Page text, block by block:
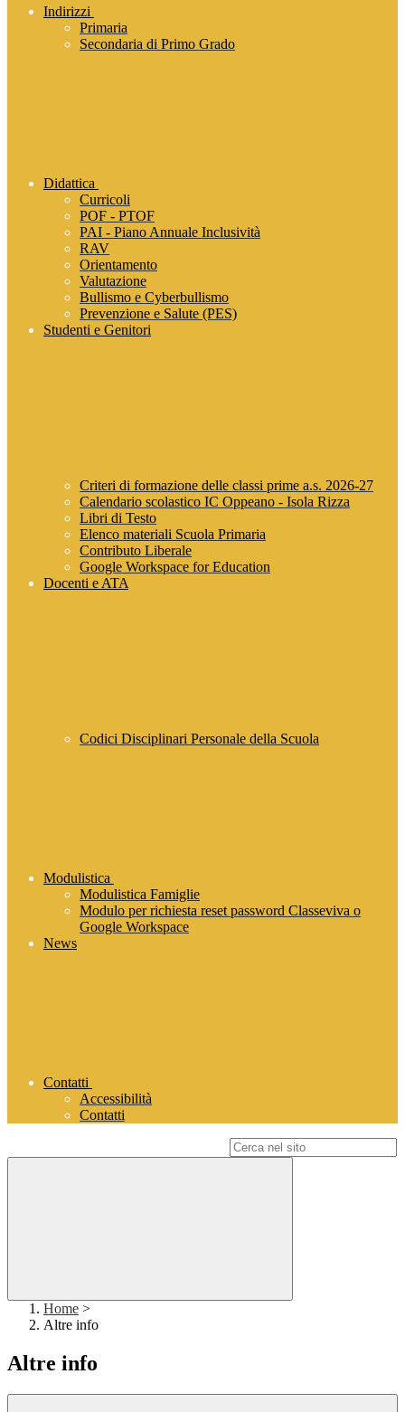
Indirizzi
Primaria
Secondaria di Primo Grado
Didattica
Curricoli
POF - PTOF
PAI - Piano Annuale Inclusività
RAV
Orientamento
Valutazione
Bullismo e Cyberbullismo
Prevenzione e Salute (PES)
Studenti e Genitori
Criteri di formazione delle classi prime a.s. 2026-27
Calendario scolastico IC Oppeano - Isola Rizza
Libri di Testo
Elenco materiali Scuola Primaria
Contributo Liberale
Google Workspace for Education
Docenti e ATA
Codici Disciplinari Personale della Scuola
Modulistica
Modulistica Famiglie
Modulo per richiesta reset password Classeviva o
Google Workspace
News
Contatti
Accessibilità
Contatti
Home >
Altre info
Altre info